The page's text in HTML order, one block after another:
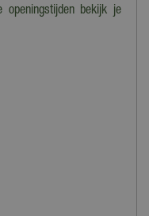
openingstijden bekijk je